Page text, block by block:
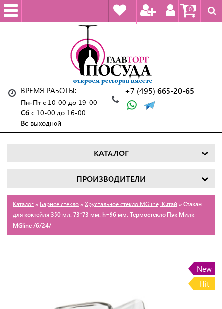
0
ВРЕМЯ РАБОТЫ:
Пн-Пт с 10-00 до 19-00
Сб с 10-00 до 16-00
Вс выходной
+7 (495) 665-20-65
КАТАЛОГ
ПРОИЗВОДИТЕЛИ
Каталог » Барное стекло » Хрустальное стекло MGline, Китай » Стакан
для коктейля 350 мл. 73*73 мм. h=96 мм. Термостекло Пэк Милк
MGline /6/24/
New
Hit